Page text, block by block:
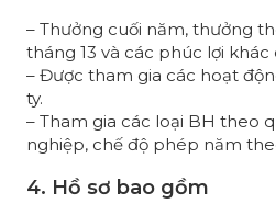
– Thưởng cuối năm, thưởng
tháng 13 và các phúc lợi khác
– Được tham gia các hoạt
ty.
– Tham gia các loại BH theo
nghiệp, chế độ phép năm
4. Hồ sơ bao gồm